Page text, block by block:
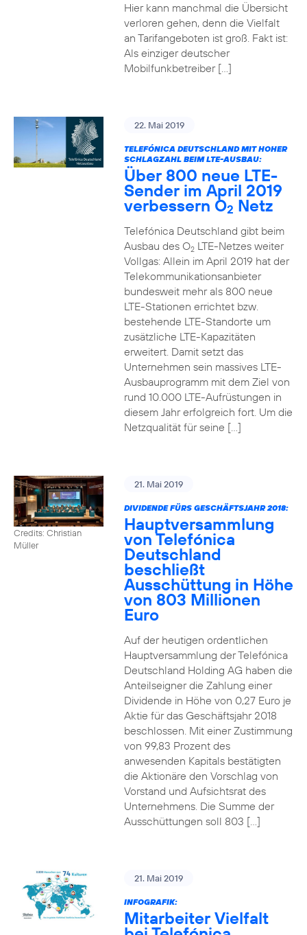
Hier kann manchmal die Übersicht
verloren gehen, denn die Vielfalt
an Tarifangeboten ist groß. Fakt ist:
Als einziger deutscher
Mobilfunkbetreiber […]
22. Mai 2019
TELEFÓNICA DEUTSCHLAND MIT HOHER
SCHLAGZAHL BEIM LTE-AUSBAU:
Über 800 neue LTE-
Sender im April 2019
verbessern O2 Netz
Telefónica Deutschland gibt beim
Ausbau des O2LTE-Netzes weiter
Vollgas: Allein im April 2019 hat der
Telekommunikationsanbieter
bundesweit mehr als 800 neue
LTE-Stationen errichtet bzw.
bestehende LTE-Standorte um
zusätzliche LTE-Kapazitäten
erweitert. Damit setzt das
Unternehmen sein massives LTE-
Ausbauprogramm mit dem Ziel von
rund 10.000 LTE-Aufrüstungen in
diesem Jahr erfolgreich fort. Um die
Netzqualität für seine […]
Credits: Christian
Müller
21. Mai 2019
DIVIDENDE FÜRS GESCHÄFTSJAHR 2018:
Hauptversammlung
von Telefónica
Deutschland
beschließt
Ausschüttung in Höhe
von 803 Millionen
Euro
Auf der heutigen ordentlichen
Hauptversammlung der Telefónica
Deutschland Holding AG haben die
Anteilseigner die Zahlung einer
Dividende in Höhe von 0,27 Euro je
Aktie für das Geschäftsjahr 2018
beschlossen. Mit einer Zustimmung
von 99,83 Prozent des
anwesenden Kapitals bestätigten
die Aktionäre den Vorschlag von
Vorstand und Aufsichtsrat des
Unternehmens. Die Summe der
Ausschüttungen soll 803 […]
21. Mai 2019
INFOGRAFIK:
Mitarbeiter Vielfalt